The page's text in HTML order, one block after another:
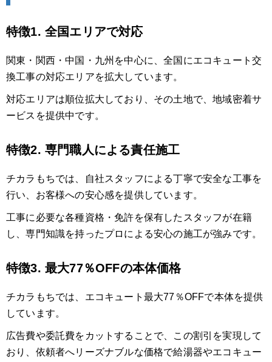
特徴1. 全国エリアで対応
関東・関西・中国・九州を中心に、全国にエコキュート交
換工事の対応エリアを拡大しています。
対応エリアは順位拡大しており、その土地で、地域密着サ
ービスを提供中です。
特徴2. 専門職人による責任施工
チカラもちでは、自社スタッフによる丁寧で安全な工事を
行い、お客様への安心感を提供しています。
工事に必要な各種資格・免許を保有したスタッフが在籍
し、専門知識を持ったプロによる安心の施工が強みです。
特徴3. 最大77％OFFの本体価格
チカラもちでは、エコキュート最大77％OFFで本体を提供
しています。
広告費や委託費をカットすることで、この割引を実現して
おり、依頼者へリーズナブルな価格で給湯器やエコキュー